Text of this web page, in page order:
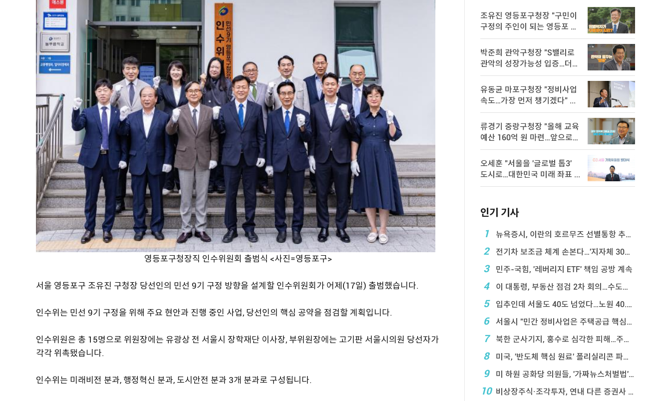
영등포구청장직 인수위원회 출범식 <사진=영등포구>
서울 영등포구 조유진 구청장 당선인의 민선 9기 구정 방향을 설계할 인수위원회가 어제(17일) 출범했습니다.
인수위는 민선 9기 구정을 위해 주요 현안과 진행 중인 사업, 당선인의 핵심 공약을 점검할 계획입니다.
인수위원은 총 15명으로 위원장에는 유광상 전 서울시 장학재단 이사장, 부위원장에는 고기판 서울시의원 당선자가
각각 위촉됐습니다.
인수위는 미래비전 분과, 행정혁신 분과, 도시안전 분과 3개 분과로 구성됩니다.
조유진 영등포구청장 "구민이
구정의 주인이 되는 영등포 만
들 ...
박준희 관악구청장 "S밸리로
관악의 성장가능성 입증…더욱
속 ...
유동균 마포구청장 "정비사업
속도…가장 먼저 챙기겠다" ...
류경기 중랑구청장 "올해 교육
예산 160억 원 마련…앞으로도
...
오세훈 "서울을 '글로벌 톱3'
도시로…대한민국 미래 좌표 ...
인기 기사
1
뉴욕증시, 이란의 호르무즈 선별통항 추진에 하락
2 전기차 보조금 체계 손본다…'지자체 30％ 매칭' ...
3 민주-국힘, '레버리지 ETF' 책임 공방 계속
4 이 대통령, 부동산 점검 2차 회의…수도권 공급대책 ...
5 입추인데 서울도 40도 넘었다…노원 40.2도 기록
6 서울시 "민간 정비사업은 주택공급 핵심&q ...
7 북한 군사기지, 홍수로 심각한 피해…주택 수백채 파괴
8 미국, '반도체 핵심 원료' 폴리실리콘 파생상품에 ...
9 미 하원 공화당 의원들, '가짜뉴스처벌법' 항의 서한
10 비상장주식·조각투자, 연내 다른 증권사 계좌 거래 ...